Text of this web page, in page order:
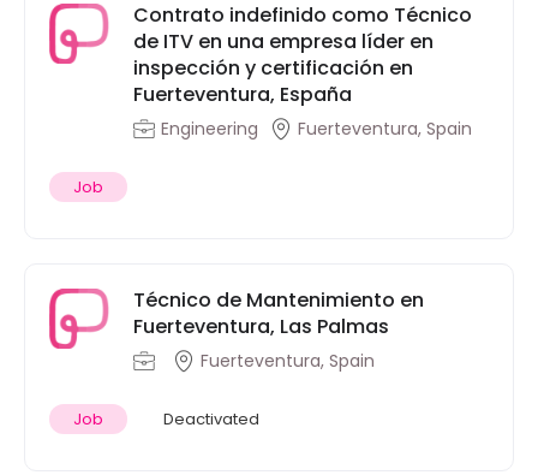
Contrato indefinido como Técnico
de ITV en una empresa líder en
inspección y certificación en
Fuerteventura, España
Engineering Fuerteventura, Spain
Job
Técnico de Mantenimiento en
Fuerteventura, Las Palmas
Fuerteventura, Spain
Job Deactivated